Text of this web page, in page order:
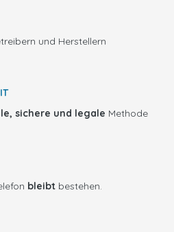
und Herstellern
sichere und legale Methode
bleibt bestehen.